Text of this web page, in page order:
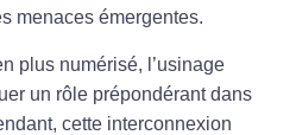
menaces émergentes.
plus numérisé, l’usinage
un rôle prépondérant dans
cette interconnexion